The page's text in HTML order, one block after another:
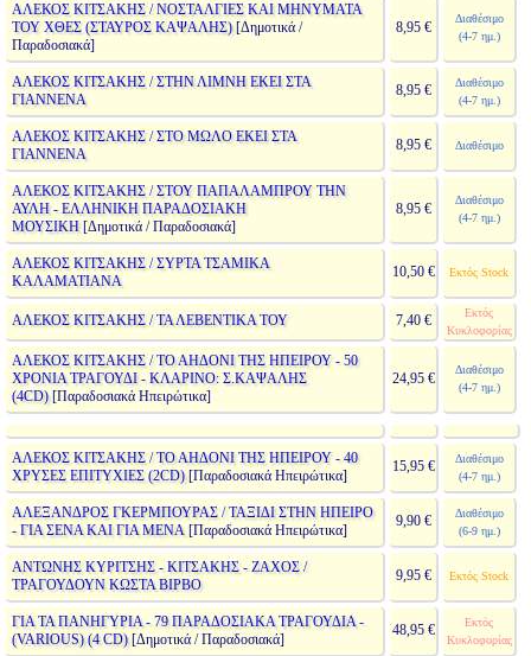
ΑΛΕΚΟΣ ΚΙΤΣΑΚΗΣ / ΝΟΣΤΑΛΓΙΕΣ ΚΑΙ ΜΗΝΥΜΑΤΑ
ΤΟΥ ΧΘΕΣ (ΣΤΑΥΡΟΣ ΚΑΨΑΛΗΣ)[Δημοτικά /
Παραδοσιακά]
8,95 €
Διαθέσιμο
(4-7 ημ.)
ΑΛΕΚΟΣ ΚΙΤΣΑΚΗΣ / ΣΤΗΝ ΛΙΜΝΗ ΕΚΕΙ ΣΤΑ
ΓΙΑΝΝΕΝΑ
8,95 €
Διαθέσιμο
(4-7 ημ.)
ΑΛΕΚΟΣ ΚΙΤΣΑΚΗΣ / ΣΤΟ ΜΩΛΟ ΕΚΕΙ ΣΤΑ
ΓΙΑΝΝΕΝΑ
8,95 € Διαθέσιμο
ΑΛΕΚΟΣ ΚΙΤΣΑΚΗΣ / ΣΤΟΥ ΠΑΠΑΛΑΜΠΡΟΥ ΤΗΝ
ΑΥΛΗ - ΕΛΛΗΝΙΚΗ ΠΑΡΑΔΟΣΙΑΚΗ
ΜΟΥΣΙΚΗ [Δημοτικά / Παραδοσιακά]
8,95 €
Διαθέσιμο
(4-7 ημ.)
ΑΛΕΚΟΣ ΚΙΤΣΑΚΗΣ / ΣΥΡΤΑ ΤΣΑΜΙΚΑ
ΚΑΛΑΜΑΤΙΑΝΑ
10,50 € Εκτός Stock
ΑΛΕΚΟΣ ΚΙΤΣΑΚΗΣ / ΤΑ ΛΕΒΕΝΤΙΚΑ ΤΟΥ 7,40 €
Εκτός
Κυκλοφορίας
ΑΛΕΚΟΣ ΚΙΤΣΑΚΗΣ / ΤΟ ΑΗΔΟΝΙ ΤΗΣ ΗΠΕΙΡΟΥ - 50
ΧΡΟΝΙΑ ΤΡΑΓΟΥΔΙ - ΚΛΑΡΙΝΟ: Σ.ΚΑΨΑΛΗΣ
(4CD)[Παραδοσιακά Ηπειρώτικα]
24,95 €
Διαθέσιμο
(4-7 ημ.)
ΑΛΕΚΟΣ ΚΙΤΣΑΚΗΣ / ΤΟ ΑΗΔΟΝΙ ΤΗΣ ΗΠΕΙΡΟΥ - 40
ΧΡΥΣΕΣ ΕΠΙΤΥΧΙΕΣ (2CD)[Παραδοσιακά Ηπειρώτικα]
15,95 €
Διαθέσιμο
(4-7 ημ.)
ΑΛΕΞΑΝΔΡΟΣ ΓΚΕΡΜΠΟΥΡΑΣ / ΤΑΞΙΔΙ ΣΤΗΝ ΗΠΕΙΡΟ
- ΓΙΑ ΣΕΝΑ ΚΑΙ ΓΙΑ ΜΕΝΑ [Παραδοσιακά Ηπειρώτικα]
9,90 €
Διαθέσιμο
(6-9 ημ.)
ΑΝΤΩΝΗΣ ΚΥΡΙΤΣΗΣ - ΚΙΤΣΑΚΗΣ - ΖΑΧΟΣ /
ΤΡΑΓΟΥΔΟΥΝ ΚΩΣΤΑ ΒΙΡΒΟ
9,95 € Εκτός Stock
ΓΙΑ ΤΑ ΠΑΝΗΓΥΡΙΑ - 79 ΠΑΡΑΔΟΣΙΑΚΑ ΤΡΑΓΟΥΔΙΑ -
(VARIOUS) (4 CD)[Δημοτικά / Παραδοσιακά]
48,95 €
Εκτός
Κυκλοφορίας